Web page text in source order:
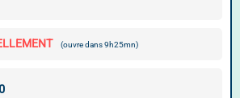
(ouvre dans 9h25mn)